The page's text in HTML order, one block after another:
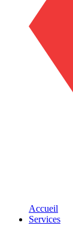
Accueil
Services